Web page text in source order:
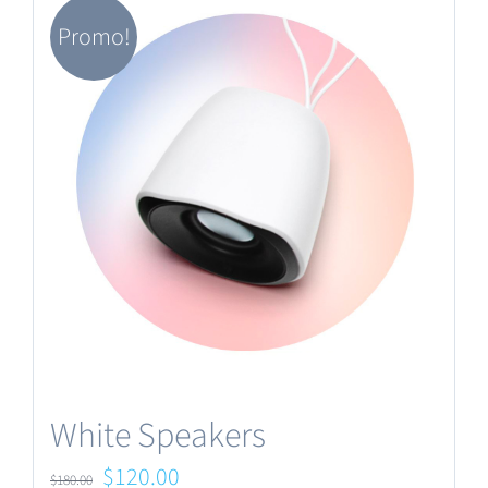
Promo!
White Speakers
$180.00 Le
$120.00